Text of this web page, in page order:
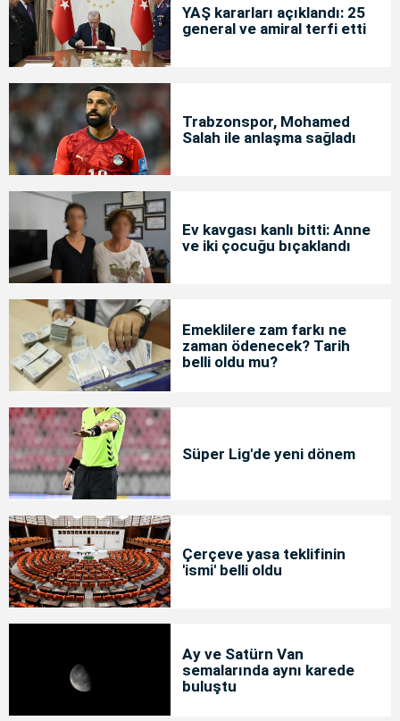
YAŞ kararları açıklandı: 25
general ve amiral terfi etti
Trabzonspor, Mohamed
Salah ile anlaşma sağladı
Ev kavgası kanlı bitti: Anne
ve iki çocuğu bıçaklandı
Emeklilere zam farkı ne
zaman ödenecek? Tarih
belli oldu mu?
Süper Lig'de yeni dönem
Çerçeve yasa teklifinin
'ismi' belli oldu
Ay ve Satürn Van
semalarında aynı karede
buluştu